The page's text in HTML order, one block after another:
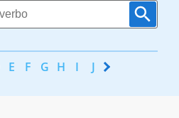
E F G H I J K